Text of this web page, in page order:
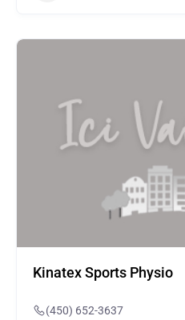
Kinatex Sports Physio
(450) 652-3637